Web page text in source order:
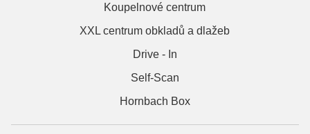
Koupelnové centrum
XXL centrum obkladů a dlažeb
Drive - In
Self-Scan
Hornbach Box